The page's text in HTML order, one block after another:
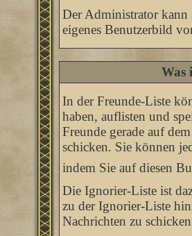
Der Administrator kann
eigenes Benutzerbild
Was
In der Freunde-Liste
haben, auflisten und
Freunde gerade auf
schicken. Sie können
indem Sie auf diesen
Die Ignorier-Liste ist
zu der Ignorier-Liste
Nachrichten zu